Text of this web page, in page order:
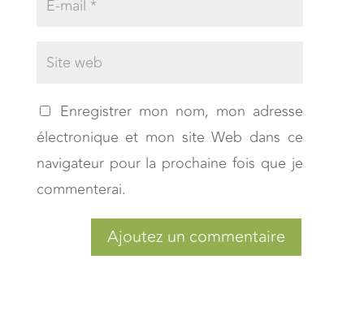
Enregistrer mon nom, mon adresse
électronique et mon site Web dans ce
navigateur pour la prochaine fois que je
commenterai.
Ajoutez un commentaire